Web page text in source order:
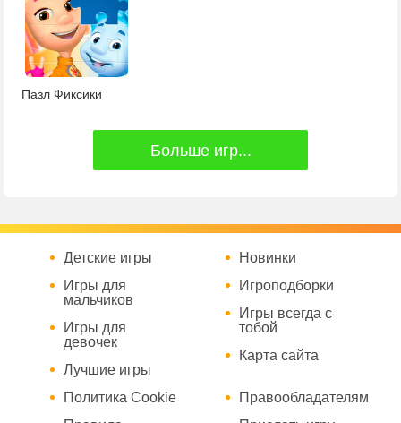
Пазл Фиксики
Больше игр...
Детские игры
Игры для
мальчиков
Игры для
девочек
Лучшие игры
Новинки
Игроподборки
Игры всегда с
тобой
Карта сайта
Политика Cookie
Правообладателям